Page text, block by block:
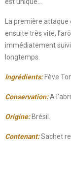
La première
ensuite très vite,
immédiatement suivi
longtemps.
Ingrédients:Fève
Conservation:A
Origine:Brésil.
Contenant:Sachet